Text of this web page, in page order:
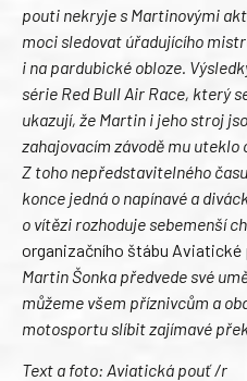
pouti nekryje s Martinovými
moci sledovat úřadujícího
i na pardubické obloze.
série Red Bull Air Race, který
ukazují, že Martin i jeho stroj
zahajovacím závodě mu uteklo
Z toho nepředstavitelného
konce jedná o napínavé a
o vítězi rozhoduje sebemenší
organizačního štábu Aviatické
Martin Šonka předvede své
můžeme všem příznivcům a
motosportu slíbit zajímavé
Text a foto: Aviatická pouť /r